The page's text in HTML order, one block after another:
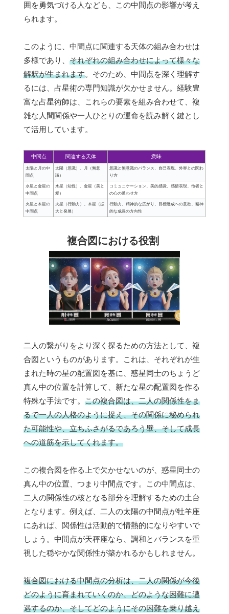
囲を勇気づける人なども、この中間点の影響が考え
られます。
このように、中間点に関連する天体の組み合わせは
多様であり、 それぞれの組み合わせによって様々な
解釈が生まれます。そのため、中間点を深く理解す
るには、占星術の専門知識が欠かせません。経験豊
富な占星術師は、これらの要素を組み合わせて、複
雑な人間関係や一人ひとりの運命を読み解く鍵とし
て活用しています。
中間点 関連する天体 意味
太陽と月の中
間点
太陽（意識）、月（無意
識）
意識と無意識のバランス、自己表現、外界との関わ
り方
水星と金星の
中間点
水星（知性）、金星（美と
愛）
コミュニケーション、美的感覚、感情表現、他者と
の心の通わせ方
火星と木星の
中間点
火星（行動力）、木星（拡
大と発展）
行動力、精神的な広がり、目標達成への意欲、精神
的な成長の方向性
複合図における役割
二人の繋がりをより深く探るための方法として、複
合図というものがあります。これは、それぞれが生
まれた時の星の配置図を基に、惑星同士のちょうど
真ん中の位置を計算して、新たな星の配置図を作る
特殊な手法です。 この複合図は、二人の関係性をま
るで一人の人格のように捉え、その関係に秘められ
た可能性や、立ちふさがるであろう壁、そして成長
への道筋を示してくれます。
この複合図を作る上で欠かせないのが、惑星同士の
真ん中の位置、つまり中間点です。この中間点は、
二人の関係性の核となる部分を理解するための土台
となります。例えば、二人の太陽の中間点が牡羊座
にあれば、関係性は活動的で情熱的になりやすいで
しょう。中間点が天秤座なら、調和とバランスを重
視した穏やかな関係性が築かれるかもしれません。
複合図における中間点の分析は、二人の関係が今後
どのように育まれていくのか、どのような困難に遭
遇するのか、そしてどのようにその困難を乗り越え